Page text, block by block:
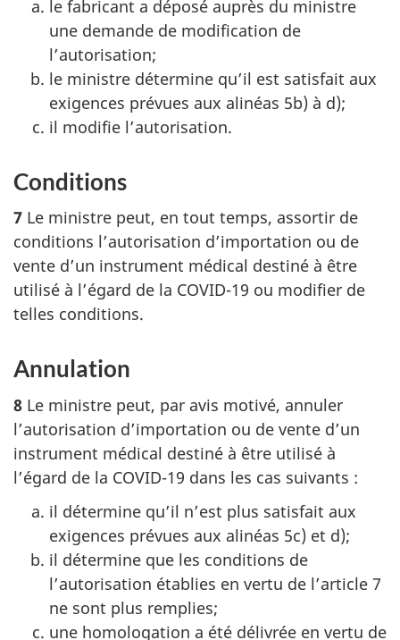
le fabricant a déposé auprès du ministre
une demande de modification de
l’autorisation;
le ministre détermine qu’il est satisfait aux
exigences prévues aux alinéas 5b) à d);
il modifie l’autorisation.
Conditions
7 Le ministre peut, en tout temps, assortir de
conditions l’autorisation d’importation ou de
vente d’un instrument médical destiné à être
utilisé à l’égard de la COVID-19 ou modifier de
telles conditions.
Annulation
8 Le ministre peut, par avis motivé, annuler
l’autorisation d’importation ou de vente d’un
instrument médical destiné à être utilisé à
l’égard de la COVID-19 dans les cas suivants :
il détermine qu’il n’est plus satisfait aux
exigences prévues aux alinéas 5c) et d);
il détermine que les conditions de
l’autorisation établies en vertu de l’article 7
ne sont plus remplies;
une homologation a été délivrée en vertu de